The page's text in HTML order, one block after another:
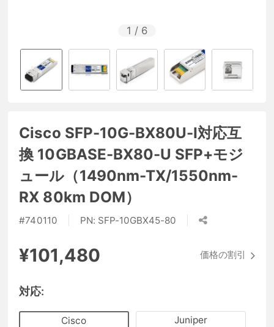
1 / 6
Cisco SFP-10G-BX80U-I対応互
換 10GBASE-BX80-U SFP+モジ
ュール（1490nm-TX/1550nm-
RX 80km DOM）
#740110 PN: SFP-10GBX45-80
¥101,480 価格の割引
対応:
Cisco Juniper